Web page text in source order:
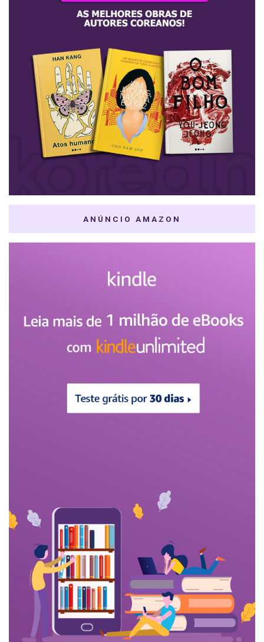
ANÚNCIO AMAZON